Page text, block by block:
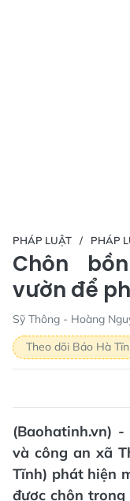
PHÁP LUẬT PHÁP
Chôn
vườn để
Sỹ Thông - Hoàng
Theo dõi Báo Hà
(Baohatinh.vn)
và công an xã
Tĩnh) phát hiện
được chôn